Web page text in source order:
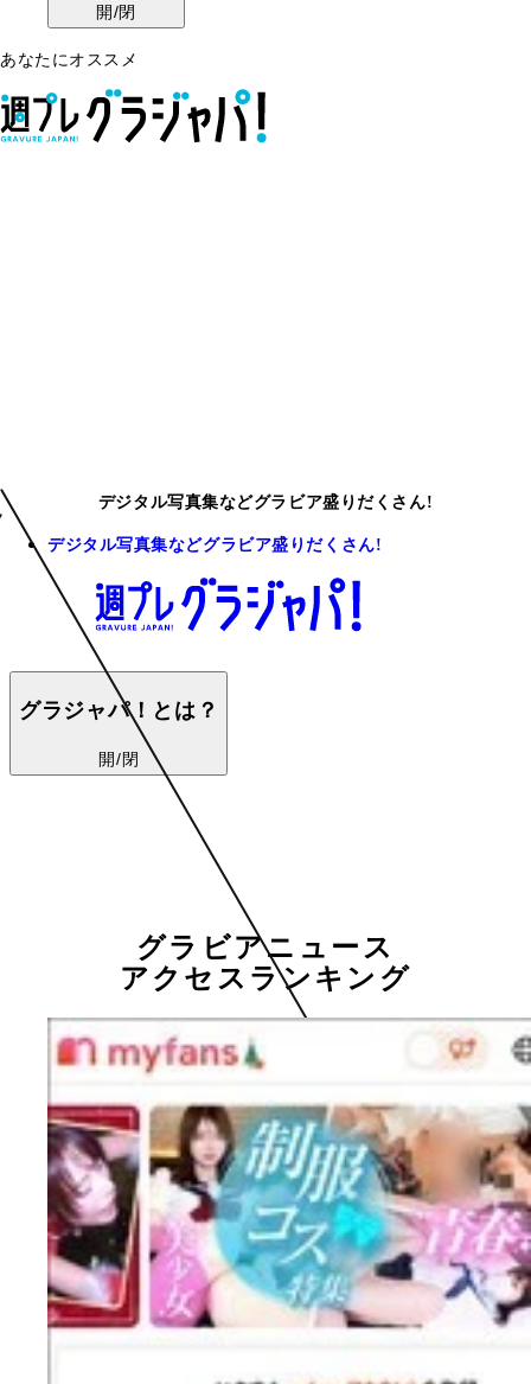
開/閉
あなたにオススメ
デジタル写真集などグラビア盛りだくさん!
デジタル写真集などグラビア盛りだくさん!
グラジャパ！とは？
開/閉
グラビアニュース
アクセスランキング